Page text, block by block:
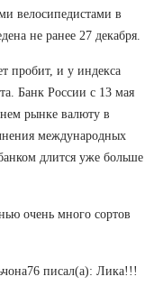
велосипедистами в
не ранее 27 декабря.
пробит, и у индекса
Банк России с 13 мая
рынке валюту в
международных
длится уже больше
очень много сортов
писал(а): Лика!!!